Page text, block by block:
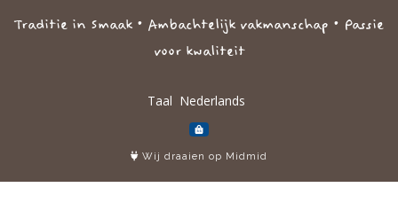
Traditie in Smaak • Ambachtelijk vakmanschap • Passie
voor kwaliteit
Taal
Wij draaien op Midmid